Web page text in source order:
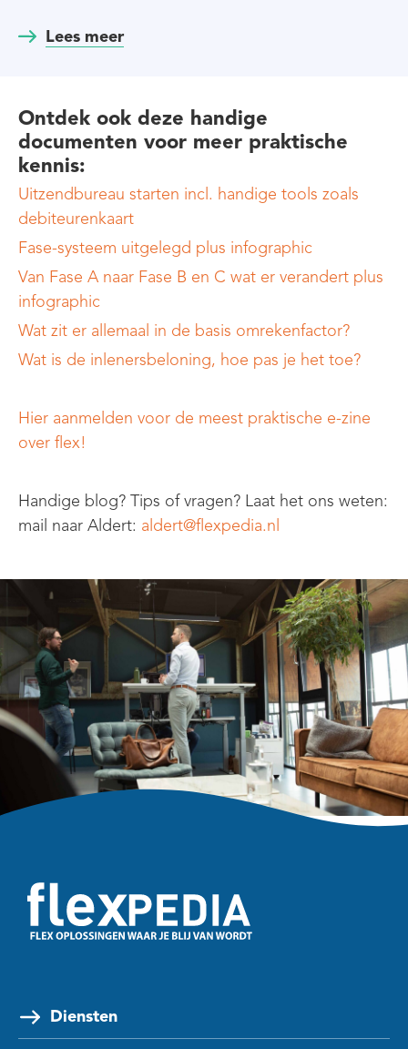
Lees meer
Ontdek ook deze handige
documenten voor meer praktische
kennis:
Uitzendbureau starten incl. handige tools zoals
debiteurenkaart
Fase-systeem uitgelegd plus infographic
Van Fase A naar Fase B en C wat er verandert plus
infographic
Wat zit er allemaal in de basis omrekenfactor?
Wat is de inlenersbeloning, hoe pas je het toe?
Hier aanmelden voor de meest praktische e-zine
over flex!
Handige blog? Tips of vragen? Laat het ons weten:
mail naar Aldert: aldert@flexpedia.nl
Diensten